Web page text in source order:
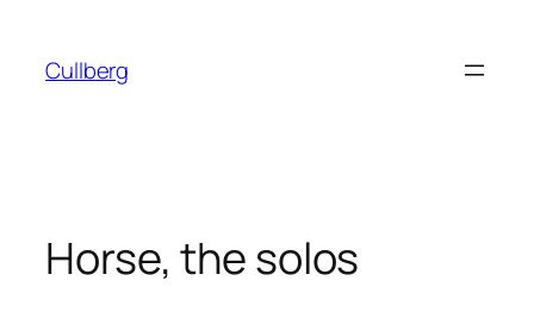
innehåll
Cullberg
Horse, the solos